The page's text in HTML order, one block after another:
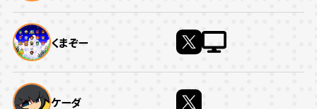
くまぞー
ケーダ